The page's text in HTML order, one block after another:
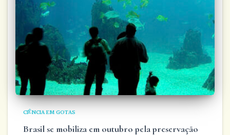
CIÊNCIA EM GOTAS
Brasil se mobiliza em outubro pela preservação